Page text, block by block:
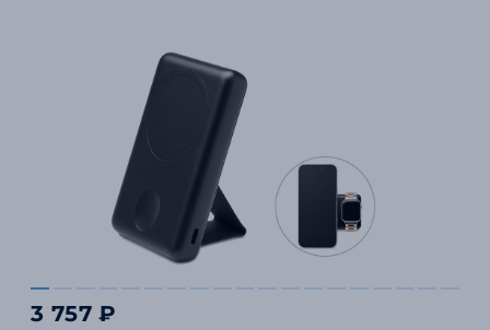
3 757 ₽